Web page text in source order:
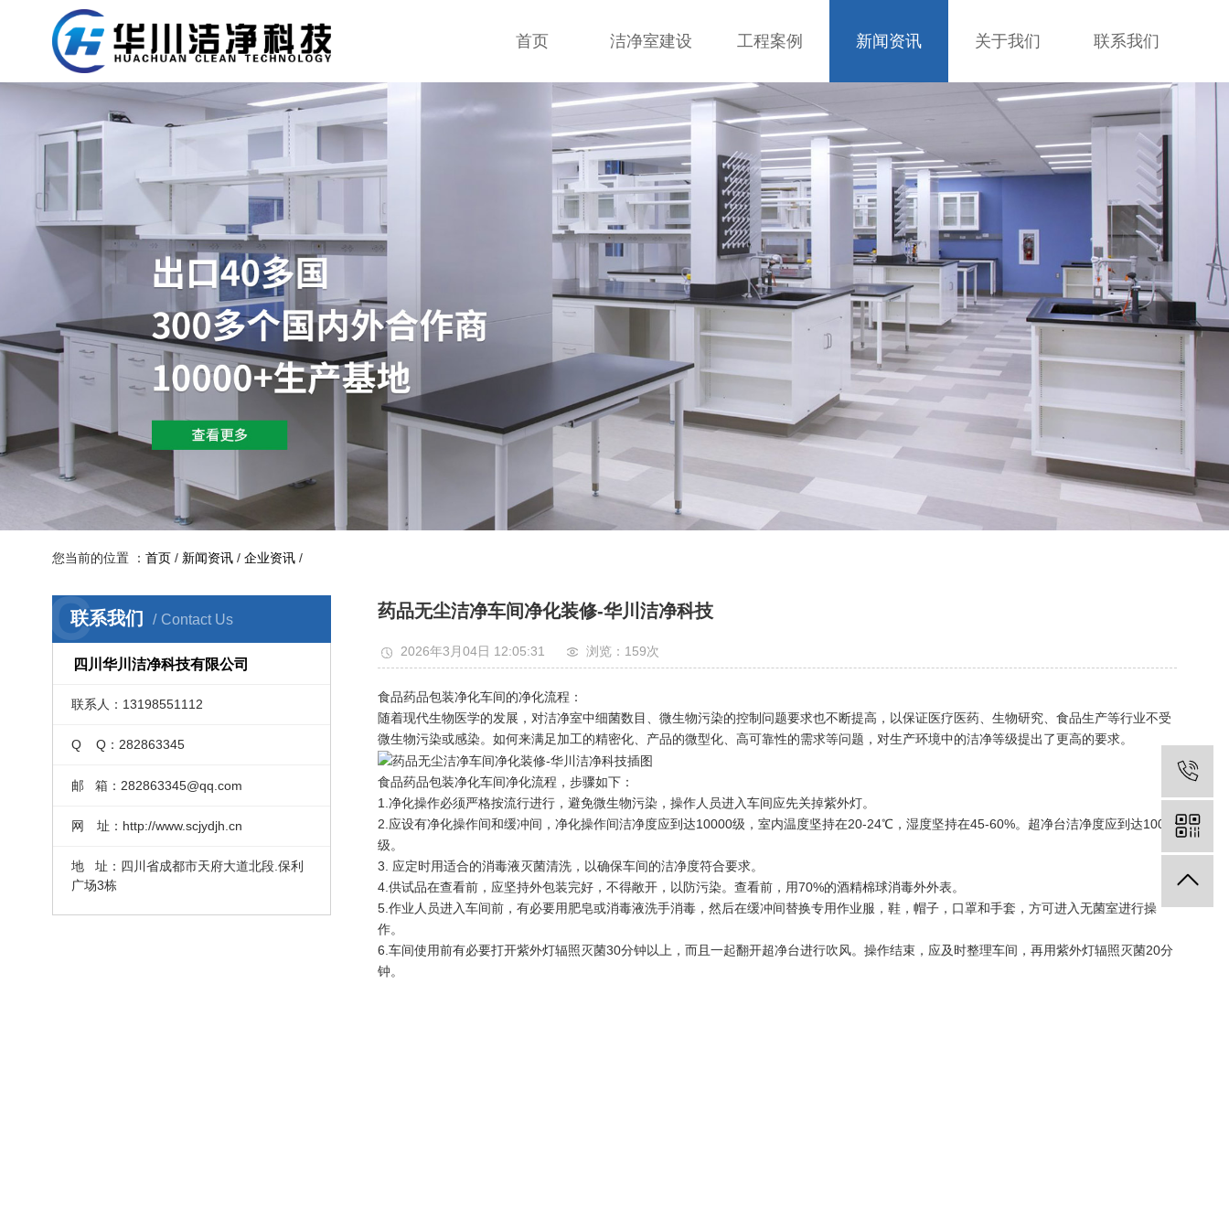
首页 洁净室建设 工程案例 新闻资讯 关于我们 联系我们
您当前的位置 ： 首页 / 新闻资讯 / 企业资讯 /
联系我们 Contact Us
C
四川华川洁净科技有限公司
联系人：13198551112
Q Q：282863345
邮 箱：282863345@qq.com
网 址：http://www.scjydjh.cn
地 址：四川省成都市天府大道北段.保利
广场3栋
药品无尘洁净车间净化装修-华川洁净科技
2026年3月04日 12:05:31 浏览：159次
食品药品包装净化车间的净化流程：
随着现代生物医学的发展，对洁净室中细菌数目、微生物污染的控制问题要求也不断提高，以保证医疗医药、生物研究、食品生产等行业不受
微生物污染或感染。如何来满足加工的精密化、产品的微型化、高可靠性的需求等问题，对生产环境中的洁净等级提出了更高的要求。
‍食品药品包装净化车间净化流程，步骤如下：
1.净化操作必须严格按流行进行，避免微生物污染，操作人员进入车间应先关掉紫外灯。
2.应设有净化操作间和缓冲间，净化操作间洁净度应到达10000级，室内温度坚持在20-24℃，湿度坚持在45-60%。超净台洁净度应到达100
级。
3. 应定时用适合的消毒液灭菌清洗，以确保车间的洁净度符合要求。
4.供试品在查看前，应坚持外包装完好，不得敞开，以防污染。查看前，用70%的酒精棉球消毒外外表。
5.作业人员进入车间前，有必要用肥皂或消毒液洗手消毒，然后在缓冲间替换专用作业服，鞋，帽子，口罩和手套，方可进入无菌室进行操
作。
6.车间使用前有必要打开紫外灯辐照灭菌30分钟以上，而且一起翻开超净台进行吹风。操作结束，应及时整理车间，再用紫外灯辐照灭菌20分
钟。